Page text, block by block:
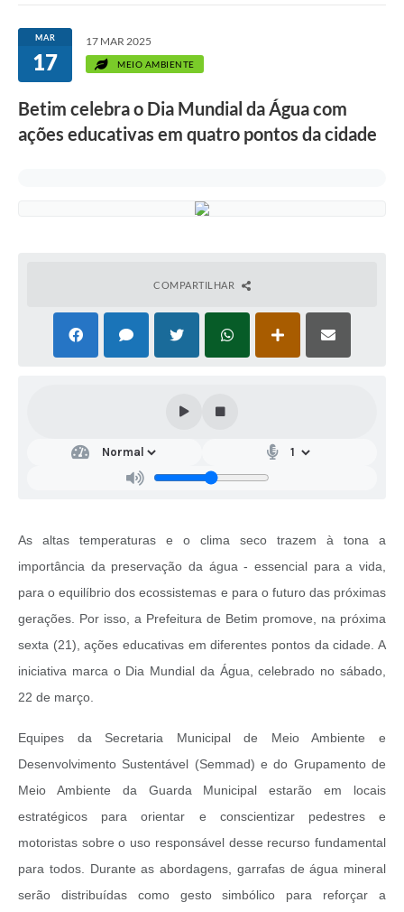
MAR
17
17 MAR 2025
MEIO AMBIENTE
Betim celebra o Dia Mundial da Água com
ações educativas em quatro pontos da cidade
COMPARTILHAR
As altas temperaturas e o clima seco trazem à tona a
importância da preservação da água - essencial para a vida,
para o equilíbrio dos ecossistemas e para o futuro das próximas
gerações. Por isso, a Prefeitura de Betim promove, na próxima
sexta (21), ações educativas em diferentes pontos da cidade. A
iniciativa marca o Dia Mundial da Água, celebrado no sábado,
22 de março.
Equipes da Secretaria Municipal de Meio Ambiente e
Desenvolvimento Sustentável (Semmad) e do Grupamento de
Meio Ambiente da Guarda Municipal estarão em locais
estratégicos para orientar e conscientizar pedestres e
motoristas sobre o uso responsável desse recurso fundamental
para todos. Durante as abordagens, garrafas de água mineral
serão distribuídas como gesto simbólico para reforçar a